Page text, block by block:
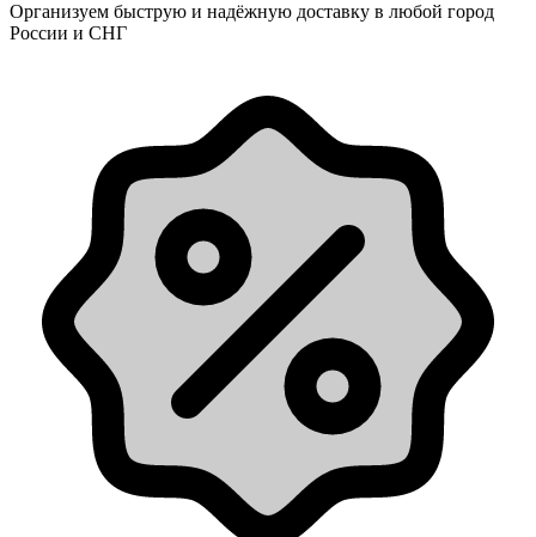
Организуем быструю и надёжную доставку в любой город
России и СНГ